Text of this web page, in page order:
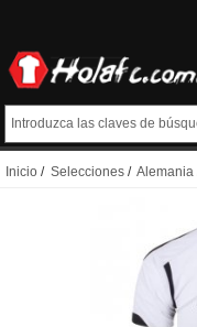
Inicio / Selecciones / Alemania